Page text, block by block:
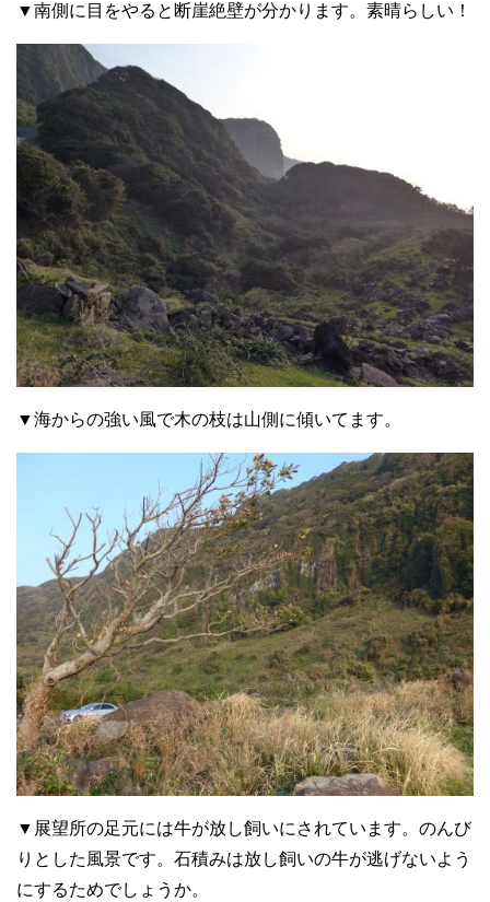
▼南側に目をやると断崖絶壁が分かります。素晴らしい！
▼海からの強い風で木の枝は山側に傾いてます。
▼展望所の足元には牛が放し飼いにされています。のんび
りとした風景です。石積みは放し飼いの牛が逃げないよう
にするためでしょうか。